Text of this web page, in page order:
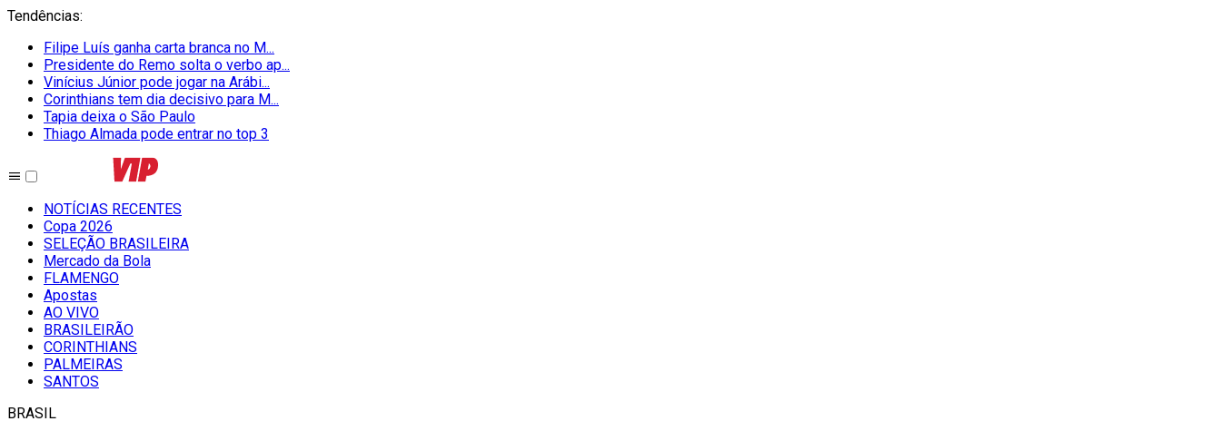
Tendências:
Filipe Luís ganha carta branca no M...
Presidente do Remo solta o verbo ap...
Vinícius Júnior pode jogar na Arábi...
Corinthians tem dia decisivo para M...
Tapia deixa o São Paulo
Thiago Almada pode entrar no top 3
NOTÍCIAS RECENTES
Copa 2026
SELEÇÃO BRASILEIRA
Mercado da Bola
FLAMENGO
Apostas
AO VIVO
BRASILEIRÃO
CORINTHIANS
PALMEIRAS
SANTOS
BRASIL